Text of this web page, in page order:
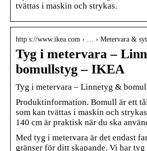
tvättas i maskin och strykas.
http s://www.ikea.com › … › Metervara &
Tyg i metervara –
bomullstyg – IKEA
Tyg i metervara – Linnetyg &
Produktinformation. Bomull är ett
som kan tvättas i maskin och
140 cm är praktisk när du ska
Med tyg i metervara är det endast
gränser för ditt skapande. Vi har